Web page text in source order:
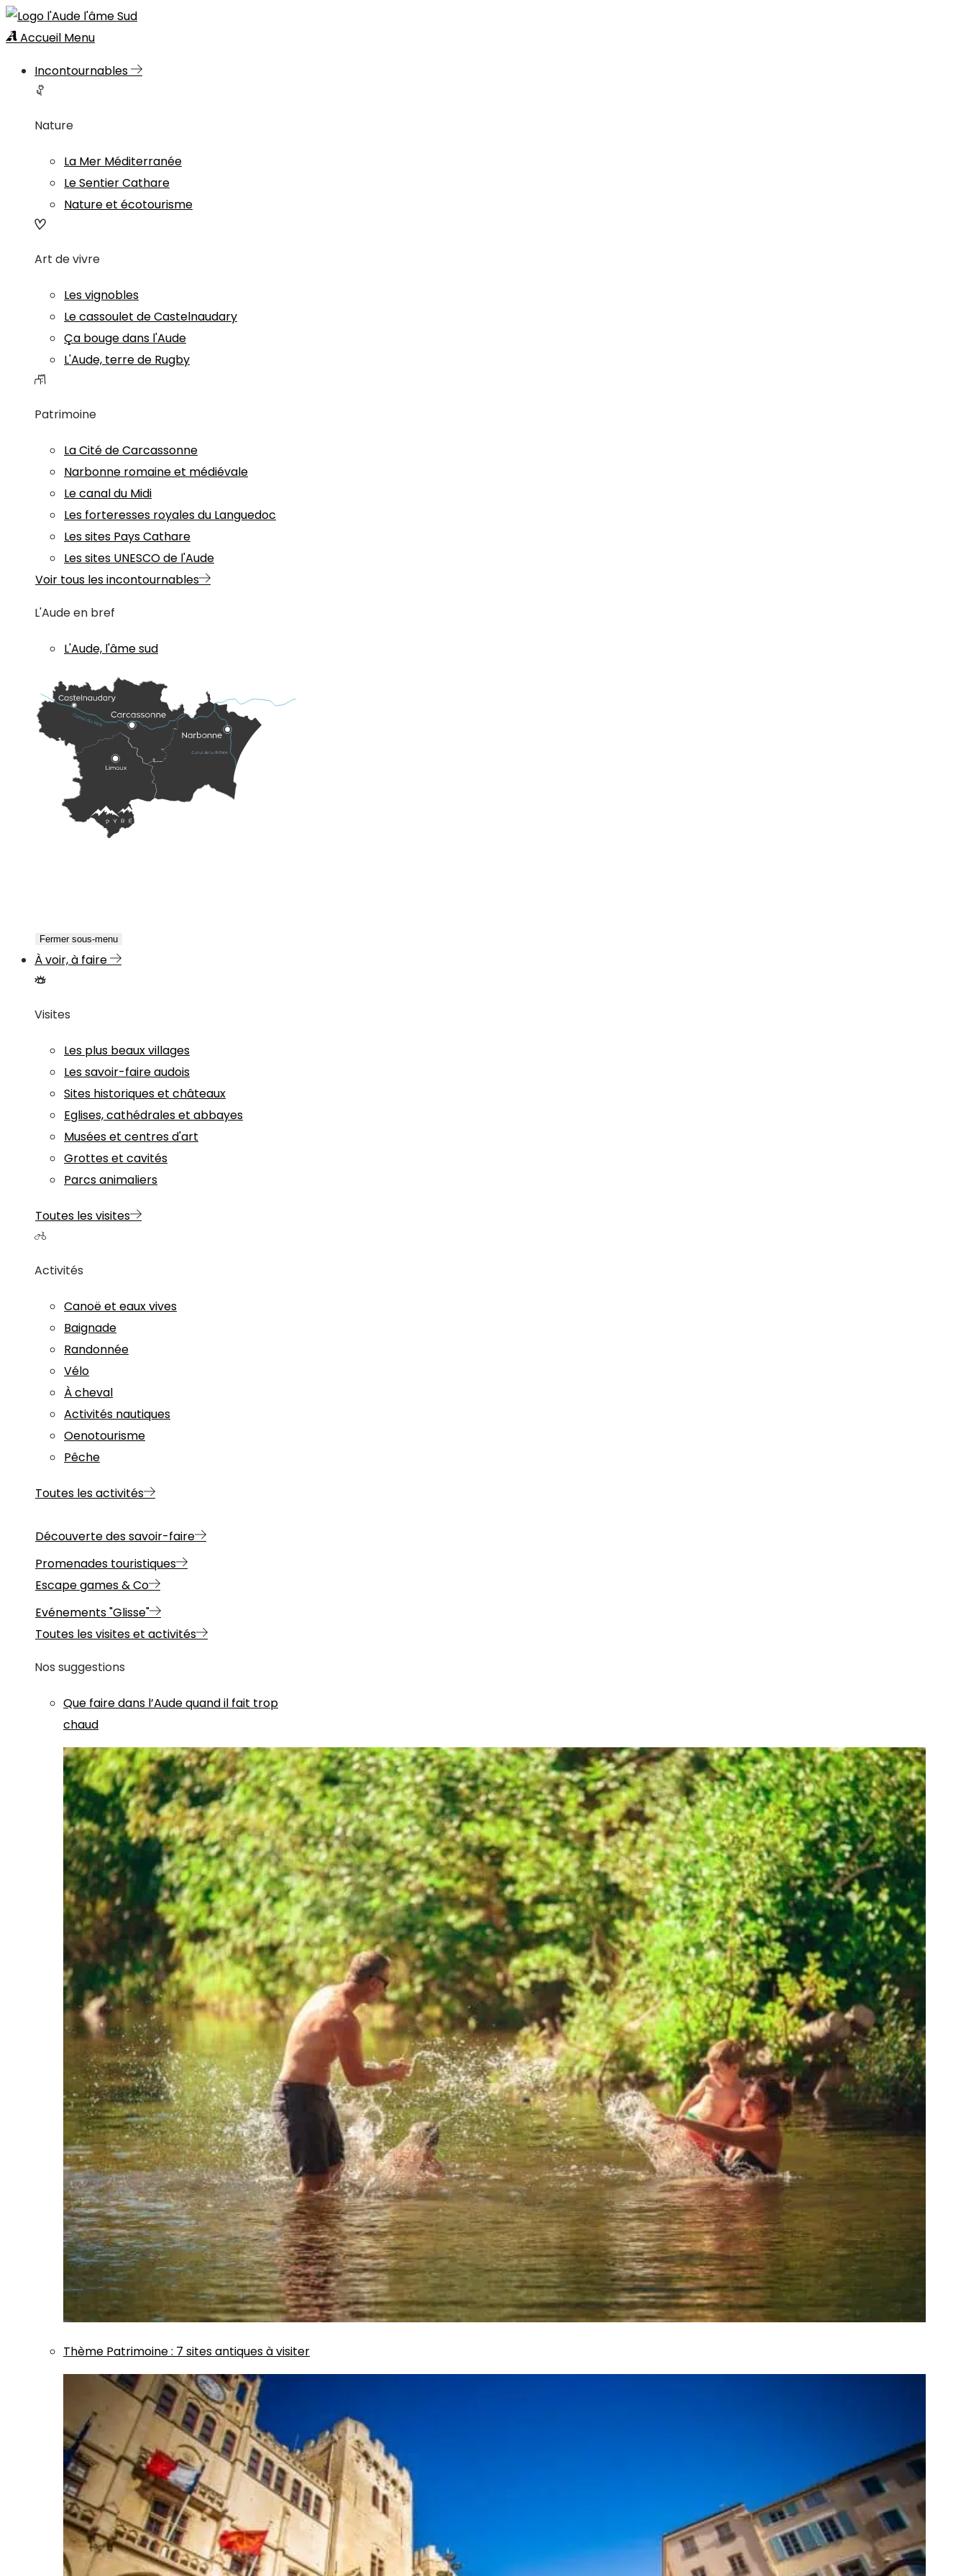
Accueil Menu
Incontournables
Nature
La Mer Méditerranée
Le Sentier Cathare
Nature et écotourisme
Art de vivre
Les vignobles
Le cassoulet de Castelnaudary
Ça bouge dans l'Aude
L'Aude, terre de Rugby
Patrimoine
La Cité de Carcassonne
Narbonne romaine et médiévale
Le canal du Midi
Les forteresses royales du Languedoc
Les sites Pays Cathare
Les sites UNESCO de l'Aude
Voir tous les incontournables
L'Aude en bref
L'Aude, l'âme sud
Fermer sous-menu
À voir, à faire
Visites
Les plus beaux villages
Les savoir-faire audois
Sites historiques et châteaux
Eglises, cathédrales et abbayes
Musées et centres d'art
Grottes et cavités
Parcs animaliers
Toutes les visites
Activités
Canoë et eaux vives
Baignade
Randonnée
Vélo
À cheval
Activités nautiques
Oenotourisme
Pêche
Toutes les activités
Découverte des savoir-faire
Promenades touristiques
Escape games & Co
Evénements "Glisse"
Toutes les visites et activités
Nos suggestions
Que faire dans l’Aude quand il fait trop
chaud
Thème Patrimoine: 7 sites antiques à visiter